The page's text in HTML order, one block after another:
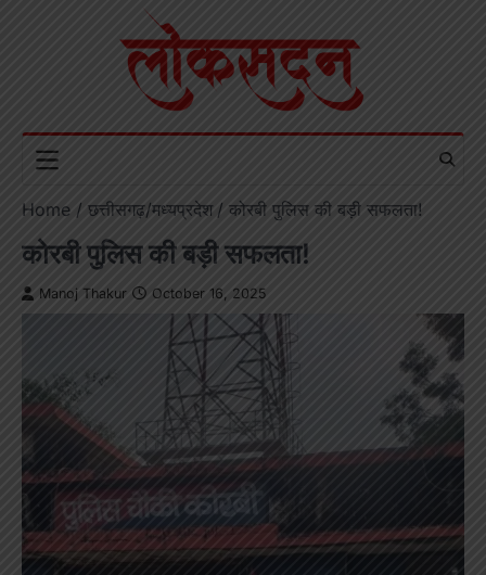
Home छत्तीसगढ़/मध्यप्रदेश कोरबी पुलिस की बड़ी सफलता!
कोरबी पुलिस की बड़ी सफलता!
Manoj Thakur October 16, 2025